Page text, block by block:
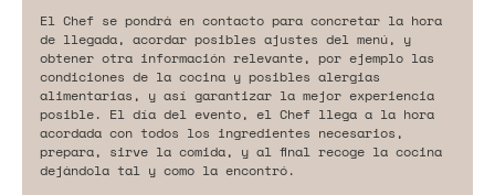
El Chef se pondrá en contacto para concretar la hora
de llegada, acordar posibles ajustes del menú, y
obtener otra información relevante, por ejemplo las
condiciones de la cocina y posibles alergias
alimentarias, y así garantizar la mejor experiencia
posible. El día del evento, el Chef llega a la hora
acordada con todos los ingredientes necesarios,
prepara, sirve la comida, y al final recoge la cocina
dejándola tal y como la encontró.